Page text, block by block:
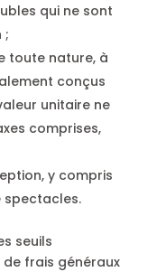
qui ne sont
;
toute nature, à
conçus
unitaire ne
comprises,
y compris
spectacles.
seuils
frais généraux